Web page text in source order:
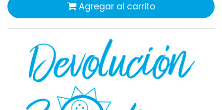
Agregar al carrito